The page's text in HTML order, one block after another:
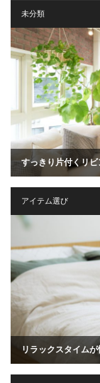
未分類
すっきり片付くリ
アイテム選び
リラックスタイム